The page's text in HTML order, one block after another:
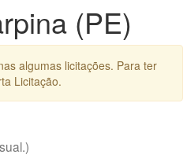
(PE)
algumas licitações. Para ter
Licitação.